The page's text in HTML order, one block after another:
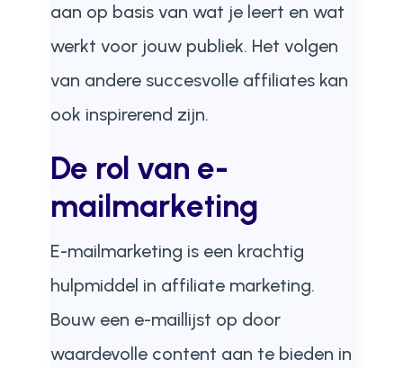
aan op basis van wat je leert en wat
werkt voor jouw publiek. Het volgen
van andere succesvolle affiliates kan
ook inspirerend zijn.
De rol van e-
mailmarketing
E-mailmarketing is een krachtig
hulpmiddel in affiliate marketing.
Bouw een e-maillijst op door
waardevolle content aan te bieden in